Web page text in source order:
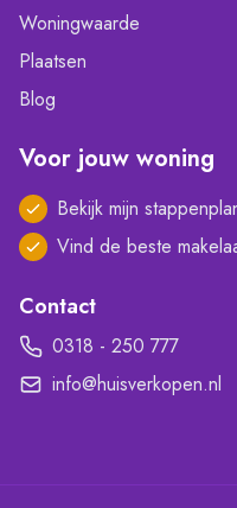
Woningwaarde
Plaatsen
Blog
Voor jouw woning
Bekijk mijn
Vind de beste
Contact
0318 - 250 777
info@huisverkopen.nl